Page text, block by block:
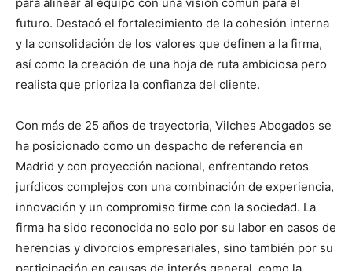
futuro. Destacó el fortalecimiento de la cohesión interna
y la consolidación de los valores que definen a la firma,
así como la creación de una hoja de ruta ambiciosa pero
realista que prioriza la confianza del cliente.
Con más de 25 años de trayectoria, Vilches Abogados se
ha posicionado como un despacho de referencia en
Madrid y con proyección nacional, enfrentando retos
jurídicos complejos con una combinación de experiencia,
innovación y un compromiso firme con la sociedad. La
firma ha sido reconocida no solo por su labor en casos de
herencias y divorcios empresariales, sino también por su